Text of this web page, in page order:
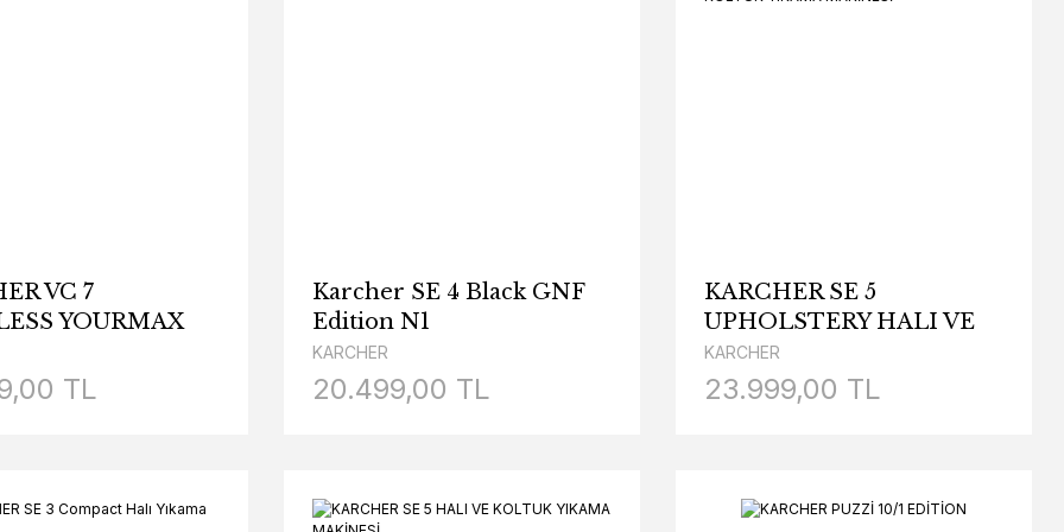
VC 7
YOURMAX
TL
Karcher SE 4 Black GNF
Edition N1
KARCHER
20.499,00 TL
KARCHER SE 5
UPHOLSTERY HALI VE
KOLTUK YIKAMA
MAKİNESİ
KARCHER
23.999,00 TL